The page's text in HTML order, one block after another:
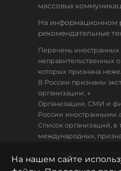
массовых
На информационном
рекомендательные
Перечень
неправительственных
которых признана
В России признаны
организации: ↓
Организации, СМИ и
России иностранными
Список организаций, в
международных,
18+
На нашем сайте